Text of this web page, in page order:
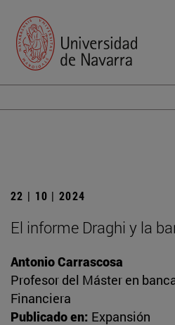
22 | 10 | 2024
El informe Draghi y la
Antonio Carrascosa
Profesor del Máster en
Financiera
Publicado en: Expansión